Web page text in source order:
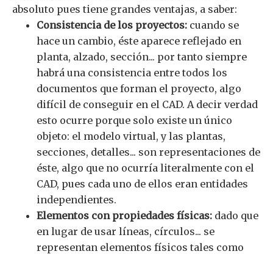
absoluto pues tiene grandes ventajas, a saber:
Consistencia de los proyectos: cuando se
hace un cambio, éste aparece reflejado en
planta, alzado, sección... por tanto siempre
habrá una consistencia entre todos los
documentos que forman el proyecto, algo
difícil de conseguir en el CAD. A decir verdad
esto ocurre porque solo existe un único
objeto: el modelo virtual, y las plantas,
secciones, detalles... son representaciones de
éste, algo que no ocurría literalmente con el
CAD, pues cada uno de ellos eran entidades
independientes.
Elementos con propiedades físicas: dado que
en lugar de usar líneas, círculos... se
representan elementos físicos tales como